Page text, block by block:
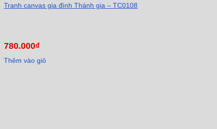
Tranh canvas gia đình Thánh gia – TC0108
780.000₫
Thêm vào giỏ